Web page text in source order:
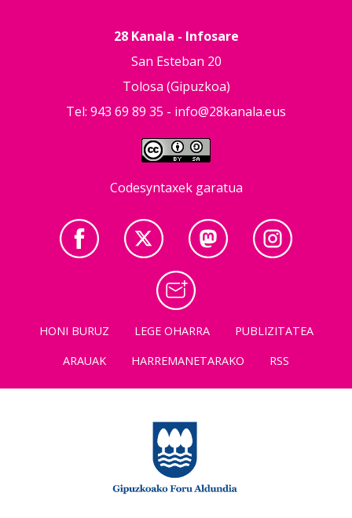
28 Kanala - Infosare
San Esteban 20
Tolosa (Gipuzkoa)
Tel: 943 69 89 35 - info@28kanala.eus
Codesyntaxek garatua
HONI BURUZ LEGE OHARRA
PUBLIZITATEA
ARAUAK
HARREMANETARAKO RSS